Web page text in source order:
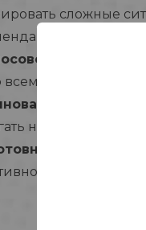
сложные
всемирно
новаторские
к работе
реагировать